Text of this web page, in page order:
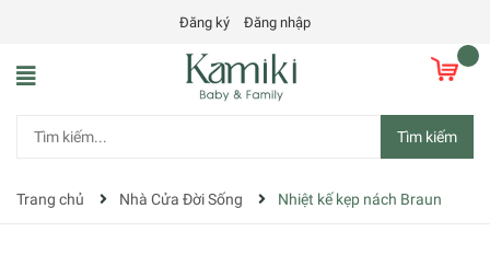
Đăng ký Đăng nhập
Tìm kiếm
Trang chủ Nhà Cửa Đời Sống Nhiệt kế kẹp nách Braun